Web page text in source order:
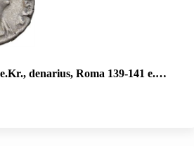
denarius, Roma 139-141 e.Kr. R: Trone